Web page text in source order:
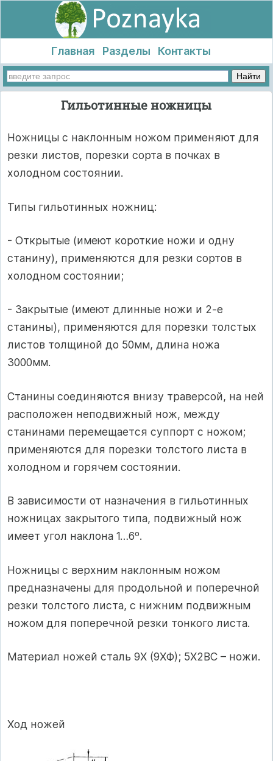
Главная Разделы Контакты
Гильотинные ножницы
Ножницы с наклонным ножом применяют для
резки листов, порезки сорта в почках в
холодном состоянии.
Типы гильотинных ножниц:
- Открытые (имеют короткие ножи и одну
станину), применяются для резки сортов в
холодном состоянии;
- Закрытые (имеют длинные ножи и 2-е
станины), применяются для порезки толстых
листов толщиной до 50мм, длина ножа
3000мм.
Станины соединяются внизу траверсой, на ней
расположен неподвижный нож, между
станинами перемещается суппорт с ножом;
применяются для порезки толстого листа в
холодном и горячем состоянии.
В зависимости от назначения в гильотинных
ножницах закрытого типа, подвижный нож
имеет угол наклона 1…6º.
Ножницы с верхним наклонным ножом
предназначены для продольной и поперечной
резки толстого листа, с нижним подвижным
ножом для поперечной резки тонкого листа.
Материал ножей сталь 9Х (9ХФ); 5Х2ВС – ножи.
Ход ножей